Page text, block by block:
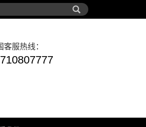
客服热线：